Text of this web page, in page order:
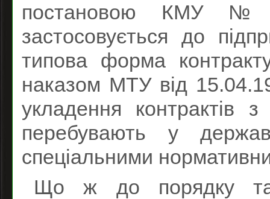
постановою КМУ №
застосовується до
типова форма
наказом МТУ від
укладення контрактів з
перебувають у
спеціальними
Що ж до порядку та